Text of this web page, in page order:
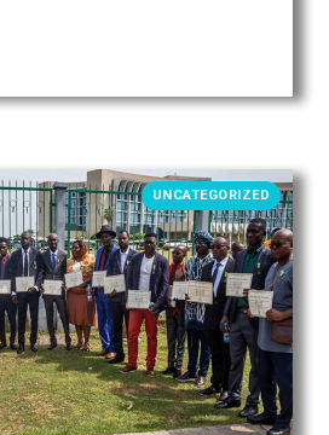
UNCATEGORIZED